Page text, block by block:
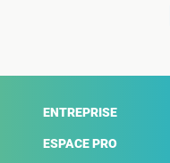
ENTREPRISE
ESPACE PRO